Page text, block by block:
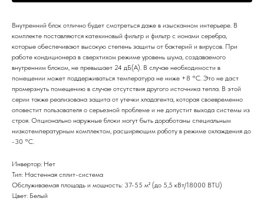
Внутренний блок отлично будет смотреться даже в изысканном интерьере. В
комплекте поставляются катехиновый фильтр и фильтр с ионами серебра,
которые обеспечивают высокую степень защиты от бактерий и вирусов. При
работе кондиционера в сверхтихом режиме уровень шума, создаваемого
внутренним блоком, не превышает 24 дБ(А). В случае необходимости в
помещении может поддерживаться температура не ниже +8 °С. Это не даст
промерзнуть помещению в случае отсутствия другого источника тепла. В этой
серии также реализована защита от утечки хладагента, которая своевременно
оповестит пользователя о серьезной проблеме и не допустит выхода системы из
строя. Опционально наружные блоки могут быть доработаны специальным
низкотемпературным комплектом, расширяющим работу в режиме охлаждения до
-30 °С.
Инвертор: Нет
Тип: Настенная сплит-система
Обслуживаемая площадь и мощность: 37-55 м² (до 5,5 кВт/18000 BTU)
Цвет: Белый